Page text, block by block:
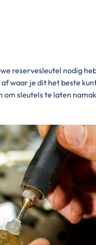
reservesleutel nodig
waar je dit het beste
om sleutels te laten